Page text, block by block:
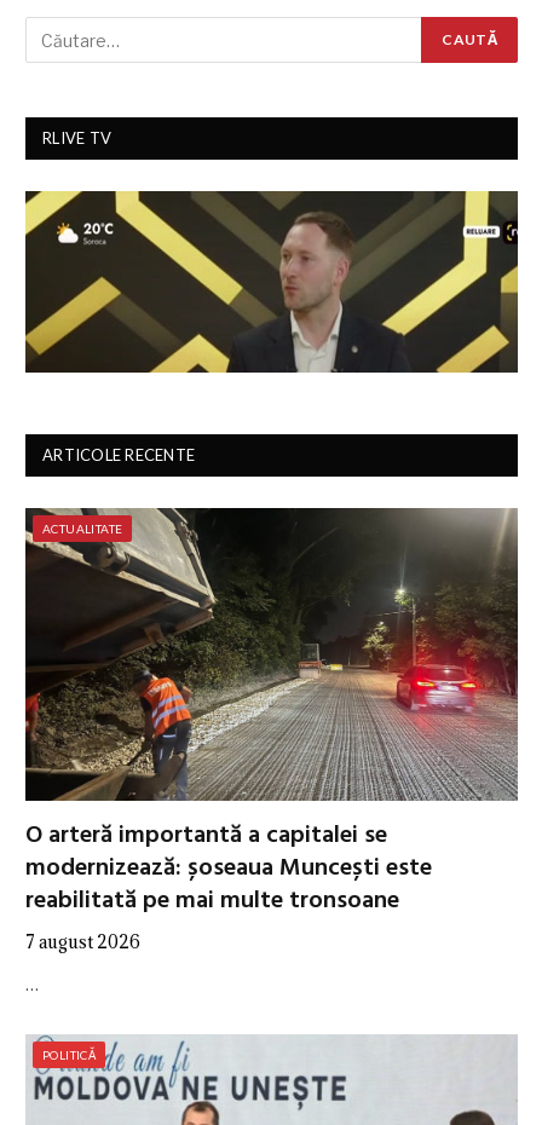
RLIVE TV
ARTICOLE RECENTE
ACTUALITATE
O arteră importantă a capitalei se
modernizează: șoseaua Muncești este
reabilitată pe mai multe tronsoane
7 august 2026
…
POLITICĂ